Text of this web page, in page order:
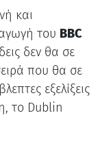
και
του BBC
δεν θα σε
που θα σε
εξελίξεις
το Dublin